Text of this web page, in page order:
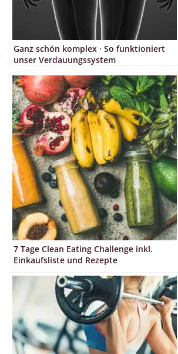
Ganz schön komplex · So funktioniert
unser Verdauungssystem
7 Tage Clean Eating Challenge inkl.
Einkaufsliste und Rezepte